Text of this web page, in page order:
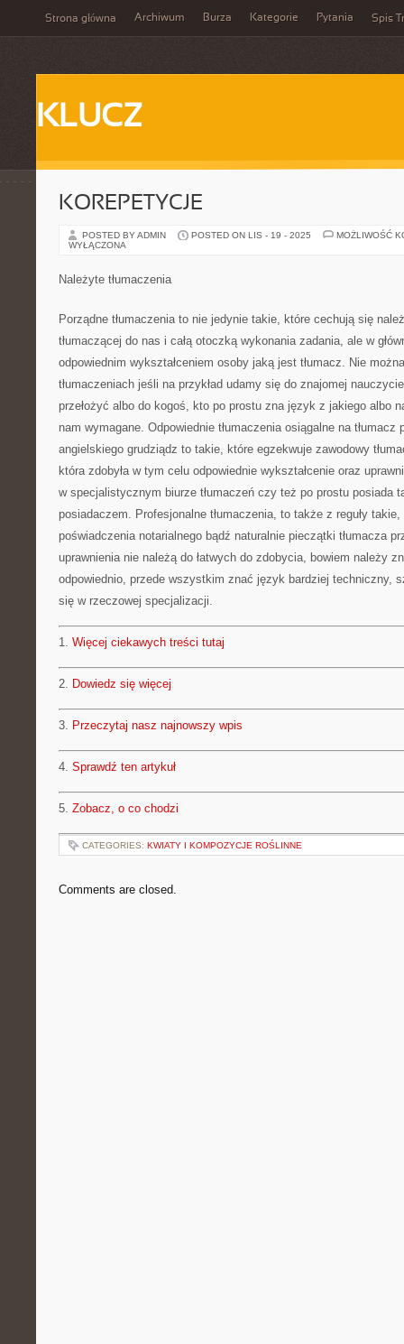
Strona główna Archiwum Burza Kategorie Pytania Spis
KLUCZ
KOREPETYCJE
POSTED BY ADMIN POSTED ON LIS - 19 - 2025
MOŻLIWOŚĆ
WYŁĄCZONA
Należyte tłumaczenia
Porządne tłumaczenia to nie jedynie takie, które cechują się
tłumaczącej do nas i całą otoczką wykonania zadania, ale w
odpowiednim wykształceniem osoby jaką jest tłumacz. Nie
tłumaczeniach jeśli na przykład udamy się do znajomej
przełożyć albo do kogoś, kto po prostu zna język z jakiego albo
nam wymagane. Odpowiednie tłumaczenia osiągalne na tłumacz
angielskiego grudziądz to takie, które egzekwuje zawodowy
która zdobyła w tym celu odpowiednie wykształcenie oraz
w specjalistycznym biurze tłumaczeń czy też po prostu posiada
posiadaczem. Profesjonalne tłumaczenia, to także z reguły
poświadczenia notarialnego bądź naturalnie pieczątki tłumacza
uprawnienia nie należą do łatwych do zdobycia, bowiem należy
odpowiednio, przede wszystkim znać język bardziej techniczny,
się w rzeczowej specjalizacji.
1. Więcej ciekawych treści tutaj
2. Dowiedz się więcej
3. Przeczytaj nasz najnowszy wpis
4. Sprawdź ten artykuł
5. Zobacz, o co chodzi
CATEGORIES: KWIATY I KOMPOZYCJE ROŚLINNE
Comments are closed.